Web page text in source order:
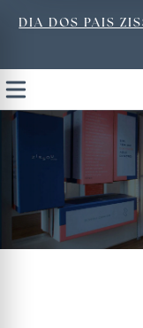
DIA DOS PAIS
Open